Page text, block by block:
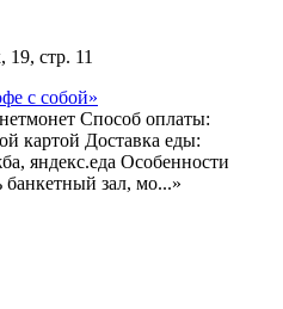
19, стр. 11
с собой»
Способ оплаты:
картой Доставка еды:
яндекс.еда Особенности
банкетный зал, мо...»